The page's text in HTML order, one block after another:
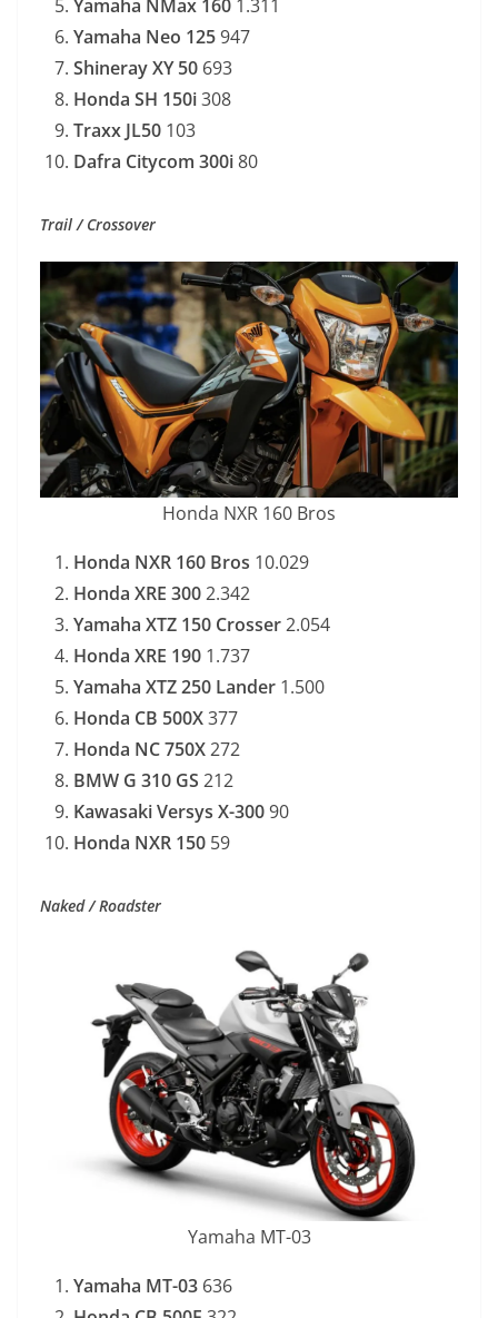
Yamaha NMax 160 1.311
Yamaha Neo 125947
Shineray XY 50 693
Honda SH 150i308
Traxx JL50 103
Dafra Citycom 300i80
Trail / Crossover
Honda NXR 160 Bros
Honda NXR 160 Bros 10.029
Honda XRE 3002.342
Yamaha XTZ 150 Crosser2.054
Honda XRE 190 1.737
Yamaha XTZ 250 Lander 1.500
Honda CB 500X377
Honda NC 750X272
BMW G 310 GS 212
Kawasaki Versys X-30090
Honda NXR 150 59
Naked / Roadster
Yamaha MT-03
Yamaha MT-03 636